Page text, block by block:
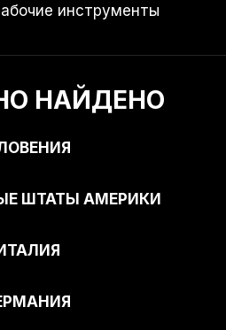
инструменты
НАЙДЕНО
ШТАТЫ АМЕРИКИ